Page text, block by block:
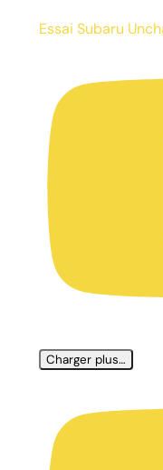
Essai Subaru
Charger plus…